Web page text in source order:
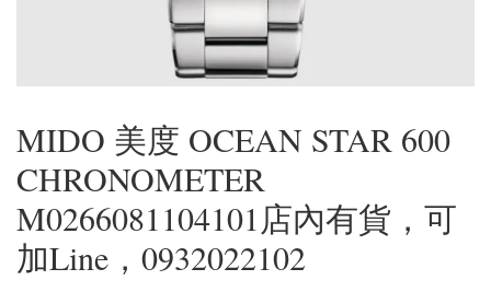
MIDO 美度 OCEAN STAR 600
CHRONOMETER
M0266081104101店內有貨，可
加Line，0932022102